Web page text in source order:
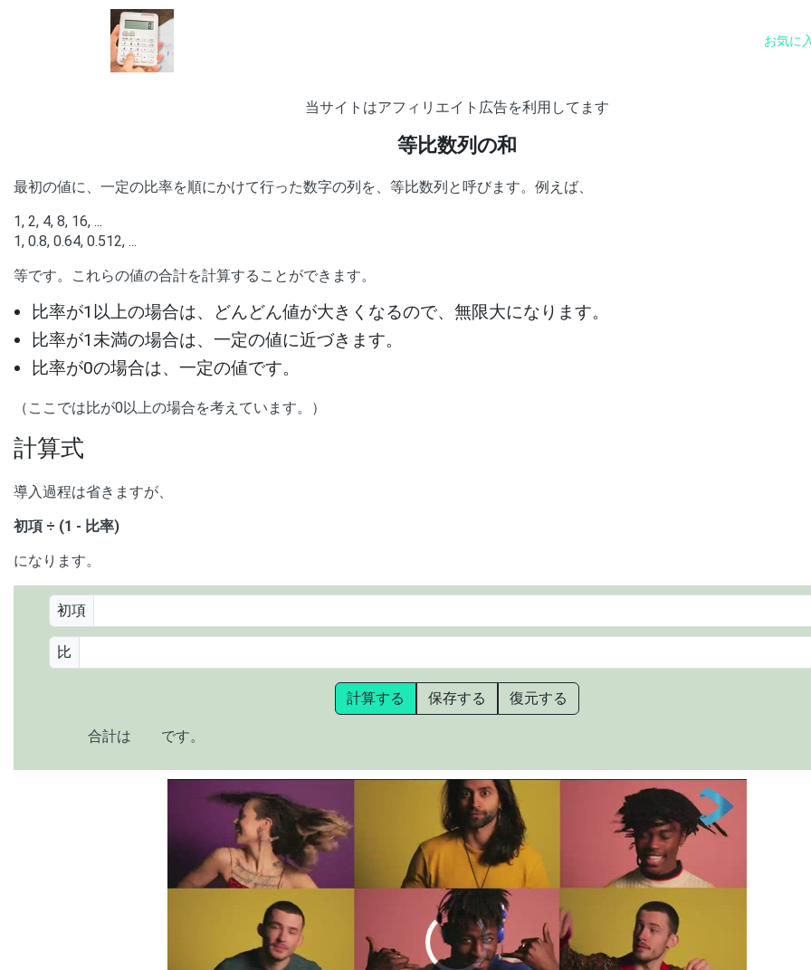
お気に
当サイトはアフィリエイト広告を利用してます
等比数列の和
最初の値に、一定の比率を順にかけて行った数字の列を、等比数列と呼びます。例えば、
1, 2, 4, 8, 16, ...
1, 0.8, 0.64, 0.512, ...
等です。これらの値の合計を計算することができます。
比率が1以上の場合は、どんどん値が大きくなるので、無限大になります。
比率が1未満の場合は、一定の値に近づきます。
比率が0の場合は、一定の値です。
（ここでは比が0以上の場合を考えています。）
計算式
導入過程は省きますが、
初項 ÷ (1 - 比率)
になります。
初項
比
計算する 保存する 復元する
合計は です。